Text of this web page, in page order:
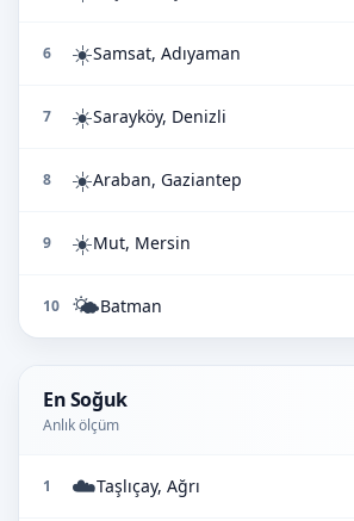
6 ☀️Samsat, Adıyaman
7 ☀️Sarayköy, Denizli
8 ☀️Araban, Gaziantep
9 ☀️Mut, Mersin
10 🌤️Batman
En Soğuk
Anlık ölçüm
1 ☁️Taşlıçay, Ağrı